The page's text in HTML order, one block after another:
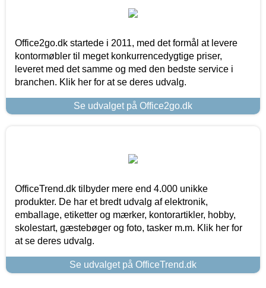
Office2go.dk startede i 2011, med det formål at levere
kontormøbler til meget konkurrencedygtige priser,
leveret med det samme og med den bedste service i
branchen. Klik her for at se deres udvalg.
Se udvalget på Office2go.dk
OfficeTrend.dk tilbyder mere end 4.000 unikke
produkter. De har et bredt udvalg af elektronik,
emballage, etiketter og mærker, kontorartikler, hobby,
skolestart, gæstebøger og foto, tasker m.m. Klik her for
at se deres udvalg.
Se udvalget på OfficeTrend.dk